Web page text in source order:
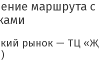
маршрута с
рынок — ТЦ